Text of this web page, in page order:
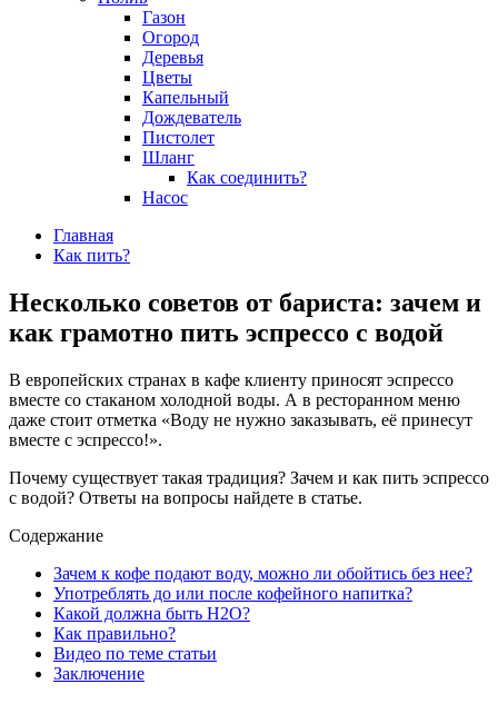
Газон
Огород
Деревья
Цветы
Капельный
Дождеватель
Пистолет
Шланг
Как соединить?
Насос
Главная
Как пить?
Несколько советов от бариста: зачем и
как грамотно пить эспрессо с водой
В европейских странах в кафе клиенту приносят эспрессо
вместе со стаканом холодной воды. А в ресторанном меню
даже стоит отметка «Воду не нужно заказывать, её принесут
вместе с эспрессо!».
Почему существует такая традиция? Зачем и как пить эспрессо
с водой? Ответы на вопросы найдете в статье.
Содержание
Зачем к кофе подают воду, можно ли обойтись без нее?
Употреблять до или после кофейного напитка?
Какой должна быть H2O?
Как правильно?
Видео по теме статьи
Заключение